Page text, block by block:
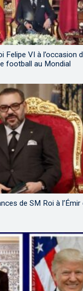
Felipe VI à l’occasion
football au Mondial
de SM Roi à l’Émir